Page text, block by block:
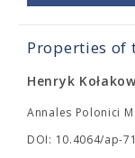
Properties of
Henryk
Annales Polonici
DOI: 10.4064/ap-